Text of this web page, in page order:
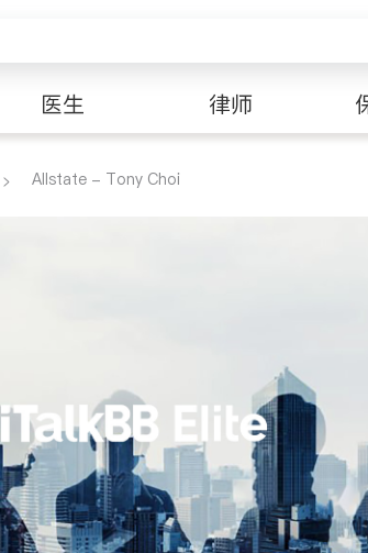
医生 律师
Allstate - Tony Choi